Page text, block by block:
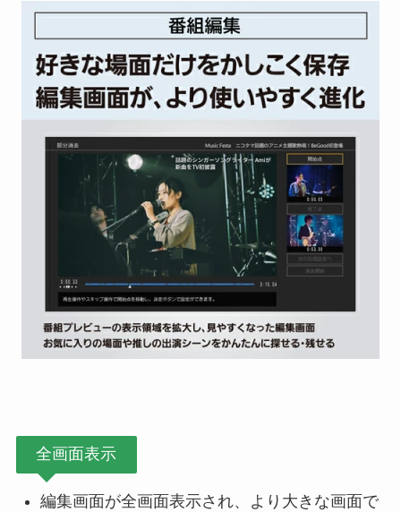
全画面表示
編集画面が全画面表示され、より大きな画面で